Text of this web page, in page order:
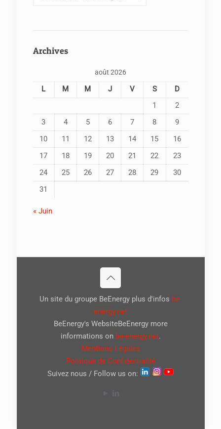
Archives
août 2026
L M M J V S
D
1
2
3
4 5 6 7 8
9
10
11 12 13 14 15
16
17
18 19 20 21 22
23
24
25 26 27 28 29
30
31
« Juin
Un site du groupe BeEnergy plus d'infos be-
energy.net
BeEnergy's WebsiteBeEnergy more
informations on be-energy.net.
Mentions Légales
Politique de Confidentialité
Suivez nous / Follow us on: